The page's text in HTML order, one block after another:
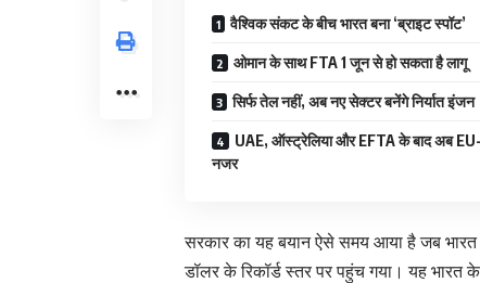
वैश्विक संकट के बीच भारत बना ‘ब्राइट स्पॉट’
ओमान के साथ FTA 1 जून से हो सकता है लागू
सिर्फ तेल नहीं, अब नए सेक्टर बनेंगे निर्यात इंजन
UAE, ऑस्ट्रेलिया और EFTA के बाद अब
नजर
सरकार का यह बयान ऐसे समय आया है जब भारत
डॉलर के रिकॉर्ड स्तर पर पहुंच गया। यह भारत